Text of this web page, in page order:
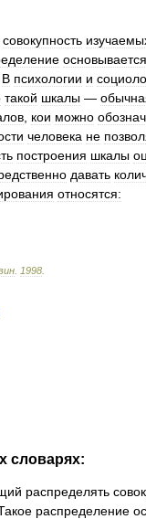
совокупность
основывается
В психологии и
такой шкалы —
кои можно
человека не
построения шкалы
давать
относятся:
1998
словарях:
распределять
распределение